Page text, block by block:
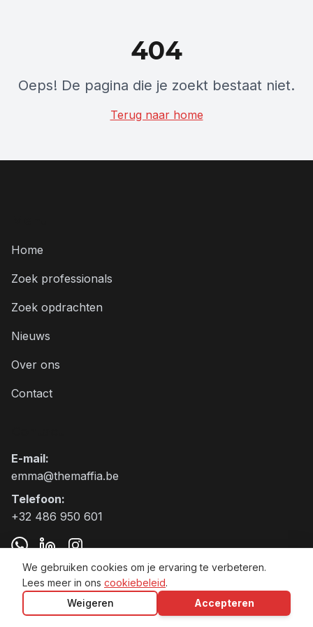
We gebruiken cookies om je ervaring te verbeteren.
Lees meer in ons cookiebeleid.
Weigeren
Accepteren
404
Oeps! De pagina die je zoekt bestaat niet.
Terug naar home
Home
Zoek professionals
Zoek opdrachten
Nieuws
Over ons
Contact
E-mail:
emma@themaffia.be
Telefoon:
+32 486 950 601
The Maffia BV VAT:BE0797.905.271
Algemene voorwaarden
Privacybeleid